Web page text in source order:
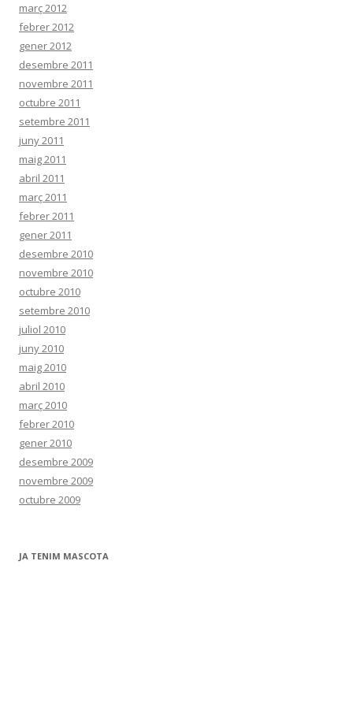
març 2012
febrer 2012
gener 2012
desembre 2011
novembre 2011
octubre 2011
setembre 2011
juny 2011
maig 2011
abril 2011
març 2011
febrer 2011
gener 2011
desembre 2010
novembre 2010
octubre 2010
setembre 2010
juliol 2010
juny 2010
maig 2010
abril 2010
març 2010
febrer 2010
gener 2010
desembre 2009
novembre 2009
octubre 2009
JA TENIM MASCOTA